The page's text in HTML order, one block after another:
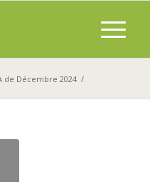
de Décembre 2024 /